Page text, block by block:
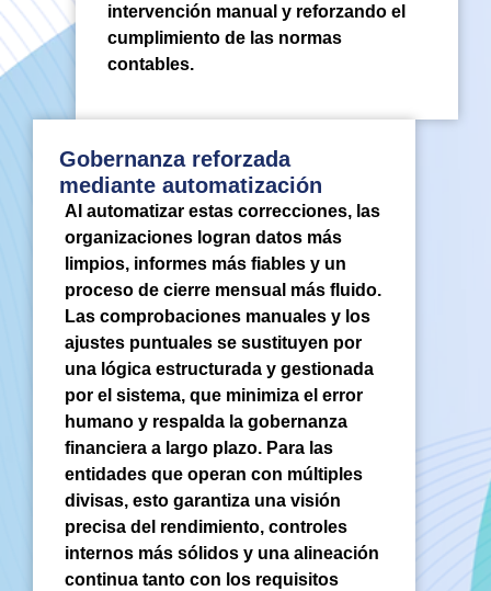
intervención manual y reforzando el
cumplimiento de las normas
contables.
Gobernanza reforzada
mediante automatización
Al automatizar estas correcciones, las
organizaciones logran datos más
limpios, informes más fiables y un
proceso de cierre mensual más fluido.
Las comprobaciones manuales y los
ajustes puntuales se sustituyen por
una lógica estructurada y gestionada
por el sistema, que minimiza el error
humano y respalda la gobernanza
financiera a largo plazo. Para las
entidades que operan con múltiples
divisas, esto garantiza una visión
precisa del rendimiento, controles
internos más sólidos y una alineación
continua tanto con los requisitos